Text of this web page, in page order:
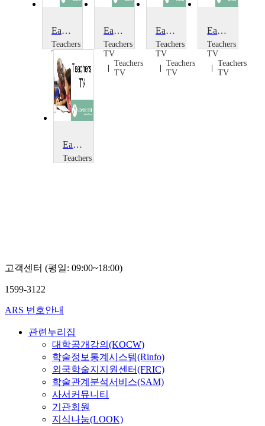
Early Years: Introducing Shonette Bason
Teachers
TV
Teachers
TV
Early Years: Getting Moving with Shonette Bason
Teachers
TV
Teachers
TV
Early Years Foundation Stage Parents
Teachers
TV
Teachers
TV
Early Intervention in Secondary Schools
Teachers
TV
Teachers
TV
Early Years Foundation Stage
Teachers
고객센터 (평일: 09:00~18:00)
1599-3122
ARS 번호안내
관련누리집
대학공개강의(KOCW)
학술정보통계시스템(Rinfo)
외국학술지지원센터(FRIC)
학술관계분석서비스(SAM)
사서커뮤니티
기관회원
지식나눔(LOOK)